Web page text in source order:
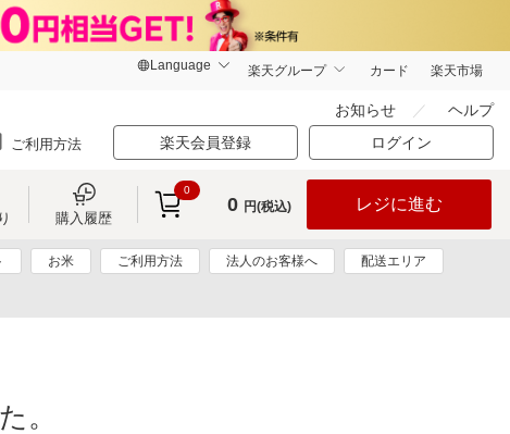
楽天グループ カード 楽天市場
お知らせ ヘルプ
ご利用方法 楽天会員登録 ログイン
購入履歴
0
0 円(税込) レジに進む
お米 ご利用方法 法人のお客様へ 配送エリア
。